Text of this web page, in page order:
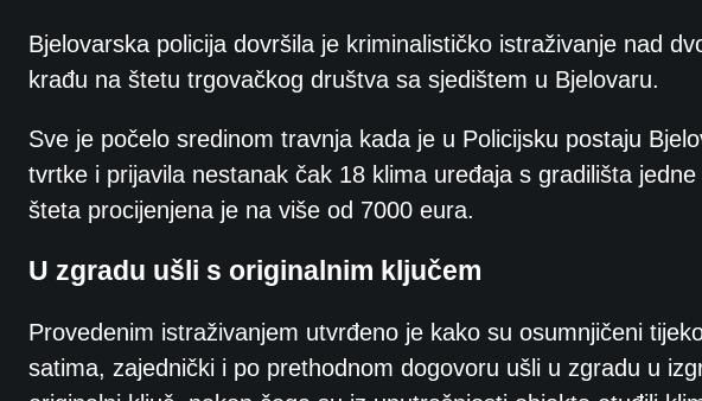
Bjelovarska policija dovršila je kriminalističko istraživanje nad
krađu na štetu trgovačkog društva sa sjedištem u Bjelovaru.
Sve je počelo sredinom travnja kada je u Policijsku postaju
tvrtke i prijavila nestanak čak 18 klima uređaja s gradilišta
šteta procijenjena je na više od 7000 eura.
U zgradu ušli s originalnim ključem
Provedenim istraživanjem utvrđeno je kako su osumnjičeni
satima, zajednički i po prethodnom dogovoru ušli u zgradu u